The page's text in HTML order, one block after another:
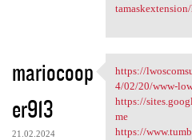
mariocoop
er913
21.02.2024
https://
https://
4/02/20/www-
https://
me
https://